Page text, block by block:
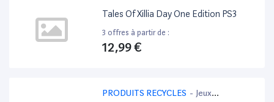
PlayStation 3
Tales Of Xillia Day One Edition PS3
3 offres à partir de :
12,99 €
PRODUITS RECYCLES - Jeux